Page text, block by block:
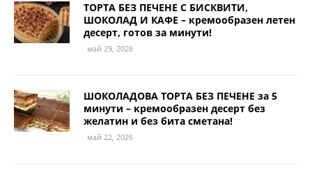
ТОРТА БЕЗ ПЕЧЕНЕ С БИСКВИТИ,
ШОКОЛАД И КАФЕ – кремообразен летен
десерт, готов за минути!
май 29, 2026
ШОКОЛАДОВА ТОРТА БЕЗ ПЕЧЕНЕ за 5
минути – кремообразен десерт без
желатин и без бита сметана!
май 22, 2026